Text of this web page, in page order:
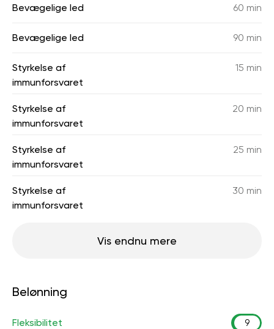
Bevægelige led 60 min
Bevægelige led 90 min
Styrkelse af
immunforsvaret
15 min
Styrkelse af
immunforsvaret
20 min
Styrkelse af
immunforsvaret
25 min
Styrkelse af
immunforsvaret
30 min
Vis endnu mere
Belønning
Fleksibilitet 9